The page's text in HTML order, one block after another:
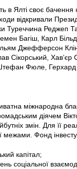
в Ялті своє
відкривали
Реджеп
Багіш, Карл
Джефферсон
Сікорський,
Фюле,
міжнародна
діячем
змін. Для її
межами. Фонд
капітал;
соціальної